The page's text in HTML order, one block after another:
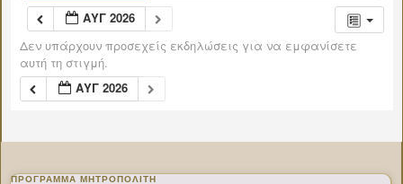
ΑΥΓ 2026
Δεν υπάρχουν προσεχείς εκδηλώσεις για να εμφανίσετε
αυτή τη στιγμή.
ΑΥΓ 2026
ΠΡΌΓΡΑΜΜΑ ΜΗΤΡΟΠΟΛΊΤΗ